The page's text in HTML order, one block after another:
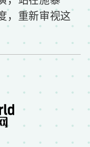
，重新审视这